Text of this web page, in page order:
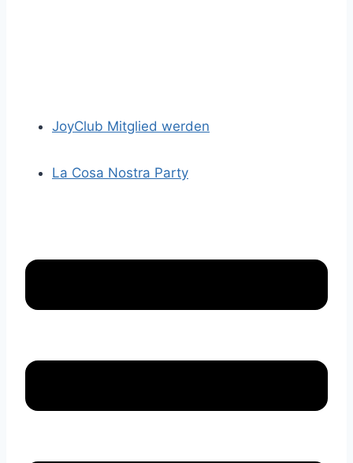
JoyClub Mitglied werden
La Cosa Nostra Party